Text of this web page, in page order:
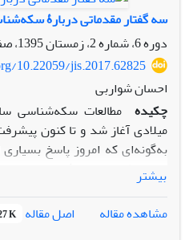
سه گفتار مقدماتی دربارۀ
دوره 6، شماره 2، زمستان 1395، صفحه
10.22059/jis.2017.62825
احسان شواربی
چکیده مطالعات سکه‌شناسی
میلادی آغاز شد و تا کنون
به‌گونه‌ای که امروز پاسخ
باستان‌شناسی دورۀ ساسانی
می‌آید. این مقاله در سه بخش
سکه‌شناسی ساسانی می‌پردازد تا
سرگذشت و دستاوردهای
بیشتر
مشاهده مقاله
اصل مقاله K